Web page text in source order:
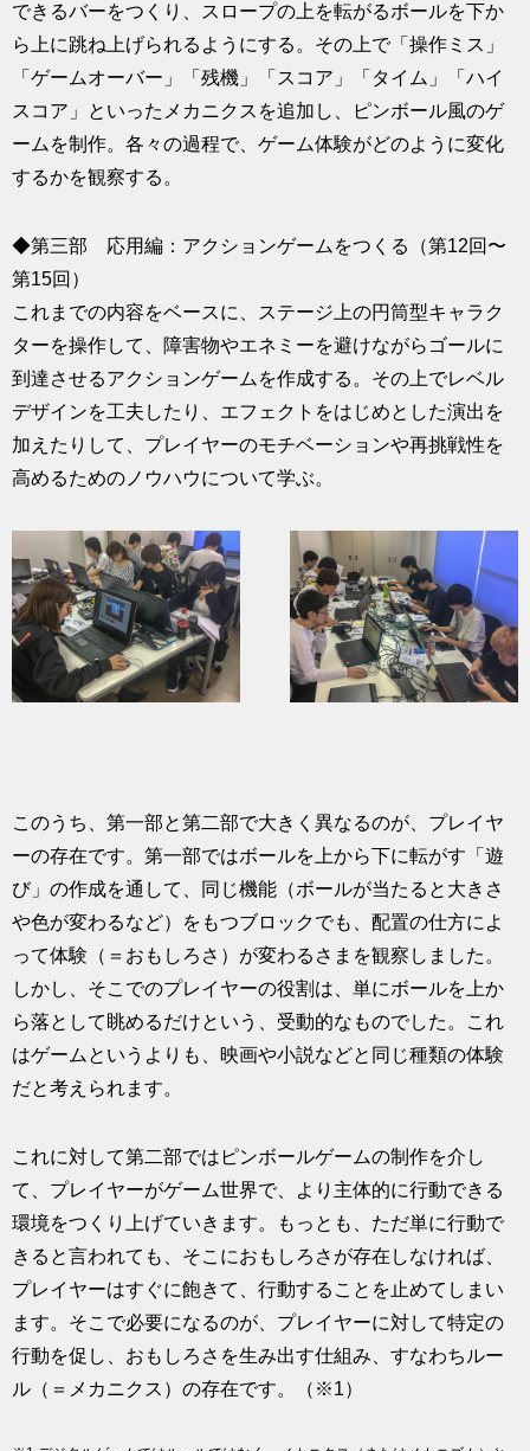
できるバーをつくり、スロープの上を転がるボールを下か
ら上に跳ね上げられるようにする。その上で「操作ミス」
「ゲームオーバー」「残機」「スコア」「タイム」「ハイ
スコア」といったメカニクスを追加し、ピンボール風のゲ
ームを制作。各々の過程で、ゲーム体験がどのように変化
するかを観察する。
◆第三部 応用編：アクションゲームをつくる（第12回〜
第15回）
これまでの内容をベースに、ステージ上の円筒型キャラク
ターを操作して、障害物やエネミーを避けながらゴールに
到達させるアクションゲームを作成する。その上でレベル
デザインを工夫したり、エフェクトをはじめとした演出を
加えたりして、プレイヤーのモチベーションや再挑戦性を
高めるためのノウハウについて学ぶ。
このうち、第一部と第二部で大きく異なるのが、プレイヤ
ーの存在です。第一部ではボールを上から下に転がす「遊
び」の作成を通して、同じ機能（ボールが当たると大きさ
や色が変わるなど）をもつブロックでも、配置の仕方によ
って体験（＝おもしろさ）が変わるさまを観察しました。
しかし、そこでのプレイヤーの役割は、単にボールを上か
ら落として眺めるだけという、受動的なものでした。これ
はゲームというよりも、映画や小説などと同じ種類の体験
だと考えられます。
これに対して第二部ではピンボールゲームの制作を介し
て、プレイヤーがゲーム世界で、より主体的に行動できる
環境をつくり上げていきます。もっとも、ただ単に行動で
きると言われても、そこにおもしろさが存在しなければ、
プレイヤーはすぐに飽きて、行動することを止めてしまい
ます。そこで必要になるのが、プレイヤーに対して特定の
行動を促し、おもしろさを生み出す仕組み、すなわちルー
ル（＝メカニクス）の存在です。（※1）